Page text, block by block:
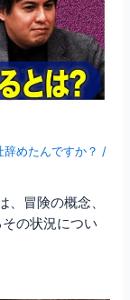
辞めたんですか？ /
冒険の概念、
の状況につい